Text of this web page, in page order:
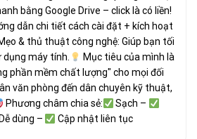
bằng Google Drive – click là có liền!
dẫn chi tiết cách cài đặt + kích hoạt
& thủ thuật công nghệ: Giúp bạn tối
dụng máy tính.
Mục tiêu của mình là
phần mềm chất lượng" cho mọi đối
văn phòng đến dân chuyên kỹ thuật,
Phương châm chia sẻ:
Sạch –
Dễ dùng – Cập nhật liên tục